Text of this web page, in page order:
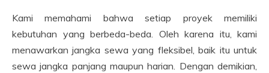
Kami memahami bahwa setiap proyek memiliki
kebutuhan yang berbeda-beda. Oleh karena itu, kami
menawarkan jangka sewa yang fleksibel, baik itu untuk
sewa jangka panjang maupun harian. Dengan demikian,